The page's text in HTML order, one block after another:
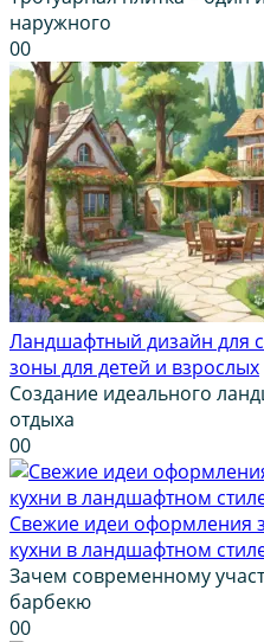
наружного
00
Ландшафтный дизайн для
зоны для детей и взрослых
Создание идеального
отдыха
00
Свежие идеи оформления
кухни в ландшафтном
Зачем современному
барбекю
00